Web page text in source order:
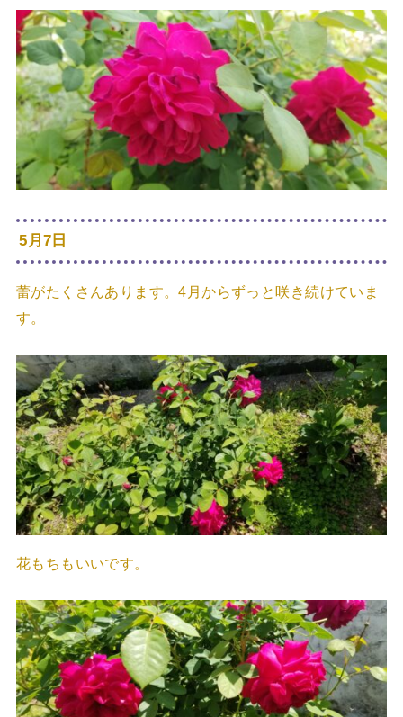
5月7日
蕾がたくさんあります。4月からずっと咲き続けていま
す。
花もちもいいです。